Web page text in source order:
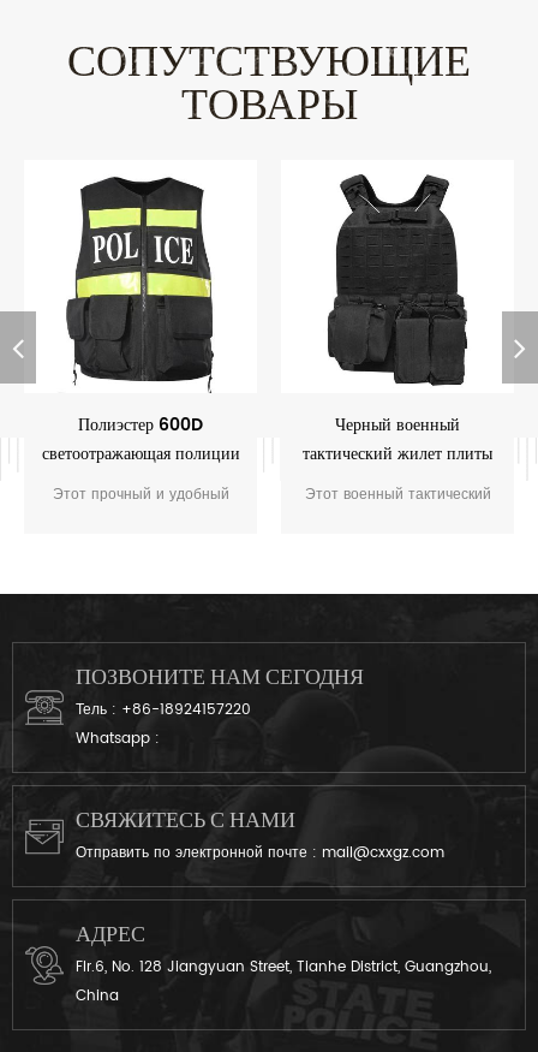
СОПУТСТВУЮЩИЕ
ТОВАРЫ
Полиэстер 600D
светоотражающая полиции
тактический жилет
Этот прочный и удобный
Черный военный
тактический жилет плиты
перевозчик
Этот военный тактический
ПОЗВОНИТЕ НАМ СЕГОДНЯ
Тель : +86-18924157220
Whatsapp :
СВЯЖИТЕСЬ С НАМИ
Отправить по электронной почте : mail@cxxgz.com
АДРЕС
Flr.6, No. 128 Jiangyuan Street, Tianhe District, Guangzhou,
China